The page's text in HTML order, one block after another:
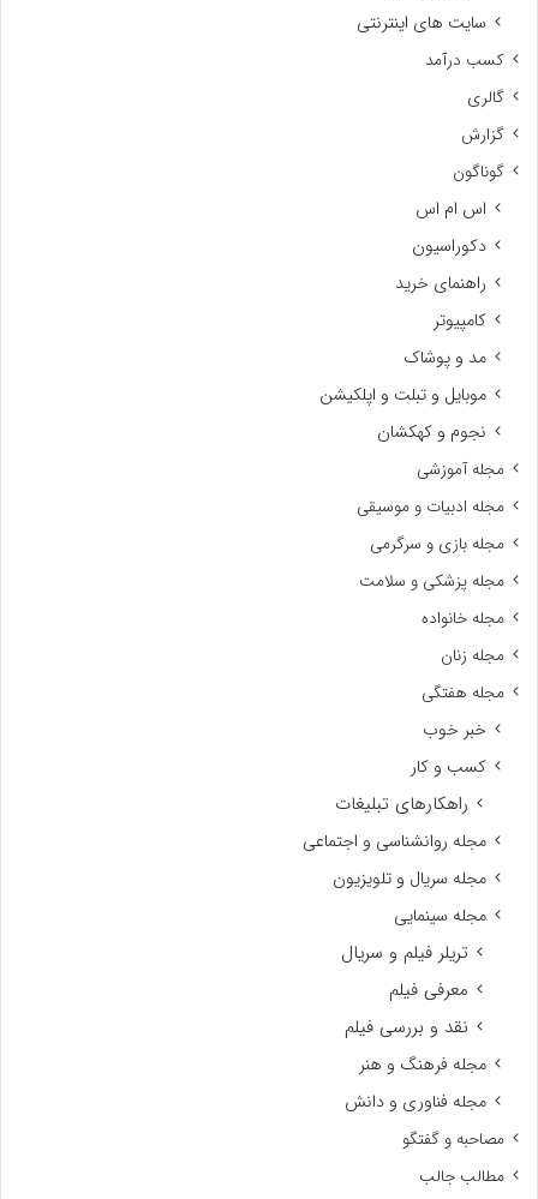
سایت های اینترنتی
کسب درآمد
گالری
گزارش
گوناگون
اس ام اس
دکوراسیون
راهنمای خرید
کامپیوتر
مد و پوشاک
موبایل و تبلت و اپلکیشن
نجوم و کهکشان
مجله آموزشی
مجله ادبیات و موسیقی
مجله بازی و سرگرمی
مجله پزشکی و سلامت
مجله خانواده
مجله زنان
مجله هفتگی
خبر خوب
کسب و کار
راهکارهای تبلیغات
مجله روانشناسی و اجتماعی
مجله سریال و تلویزیون
مجله سینمایی
تریلر فیلم و سریال
معرفی فیلم
نقد و بررسی فیلم
مجله فرهنگ و هنر
مجله فناوری و دانش
مصاحبه و گفتگو
مطالب جالب